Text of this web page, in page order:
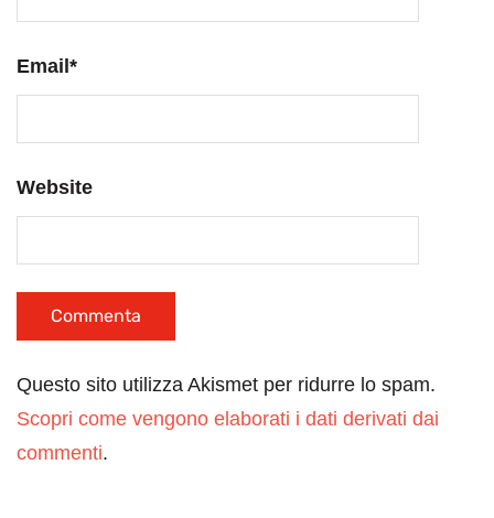
Email *
Website
Questo sito utilizza Akismet per ridurre lo spam.
Scopri come vengono elaborati i dati derivati dai
commenti.